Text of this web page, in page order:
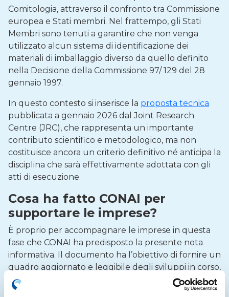
Comitologia, attraverso il confronto tra Commissione
europea e Stati membri. Nel frattempo, gli Stati
Membri sono tenuti a garantire che non venga
utilizzato alcun sistema di identificazione dei
materiali di imballaggio diverso da quello definito
nella Decisione della Commissione 97/ 129 del 28
gennaio 1997.
In questo contesto si inserisce la proposta tecnica
pubblicata a gennaio 2026 dal Joint Research
Centre (JRC), che rappresenta un importante
contributo scientifico e metodologico, ma non
costituisce ancora un criterio definitivo né anticipa la
disciplina che sarà effettivamente adottata con gli
atti di esecuzione.
Cosa ha fatto CONAI per
supportare le imprese?
È proprio per accompagnare le imprese in questa
fase che CONAI ha predisposto la presente nota
informativa. Il documento ha l’obiettivo di fornire un
quadro aggiornato e leggibile degli sviluppi in corso,
chiarendo ciò che è ancora in evoluzione e quali
sono, nell’immediato e nel prossimo futuro, gli